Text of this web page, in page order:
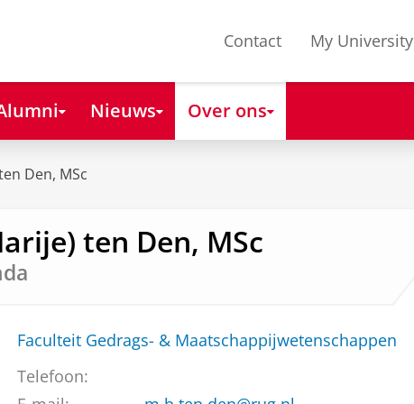
Contact My University
Nieuws Over ons
Den, MSc
ten Den, MSc
Faculteit Gedrags- & Maatschappijwetenschappen
Telefoon: